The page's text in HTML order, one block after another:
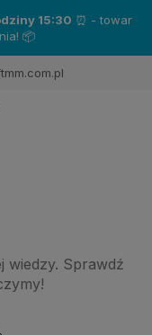
15:30 ⏰ - towar
📦
wiedzy. Sprawdź